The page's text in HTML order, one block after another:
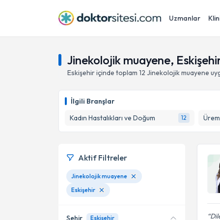
Uzmanlar
Jinekolojik muayene,
Eskişehiriçinde toplam 12 Jinekolojik muayene
İlgili Branşlar
Kadın Hastalıkları ve Doğum
12
Aktif Filtreler
Jinekolojik muayene
Eskişehir
Şehir Eskişehir